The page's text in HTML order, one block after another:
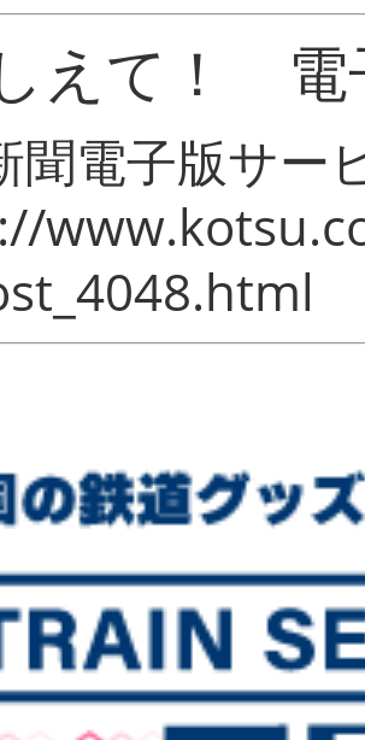
えて！ 電
聞電子版サー